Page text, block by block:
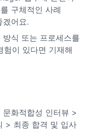
구체적인 사례
겠어요.
식 또는 프로세스를
험이 있다면 기재해
화적합성 인터뷰 >
> 최종 합격 및 입사